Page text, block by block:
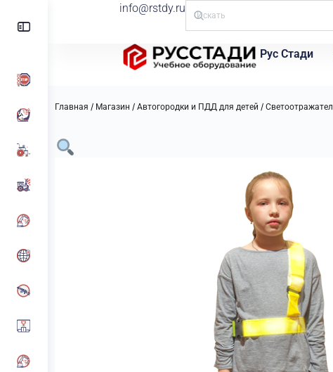
info@rstdy.ru
Рус Стади
Главная / Магазин / Автогородки и ПДД для детей /